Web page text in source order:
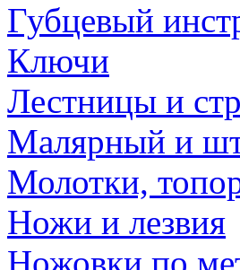
Губцевый
Ключи
Лестницы и
Малярный и
Молотки,
Ножи и лезвия